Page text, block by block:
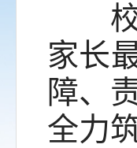
校
家长
障、
全力